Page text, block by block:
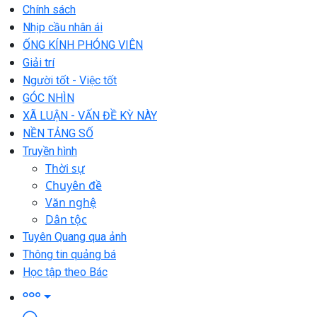
Chính sách
Nhịp cầu nhân ái
ỐNG KÍNH PHÓNG VIÊN
Giải trí
Người tốt - Việc tốt
GÓC NHÌN
XÃ LUẬN - VẤN ĐỀ KỲ NÀY
NỀN TẢNG SỐ
Truyền hình
Thời sự
Chuyên đề
Văn nghệ
Dân tộc
Tuyên Quang qua ảnh
Thông tin quảng bá
Học tập theo Bác